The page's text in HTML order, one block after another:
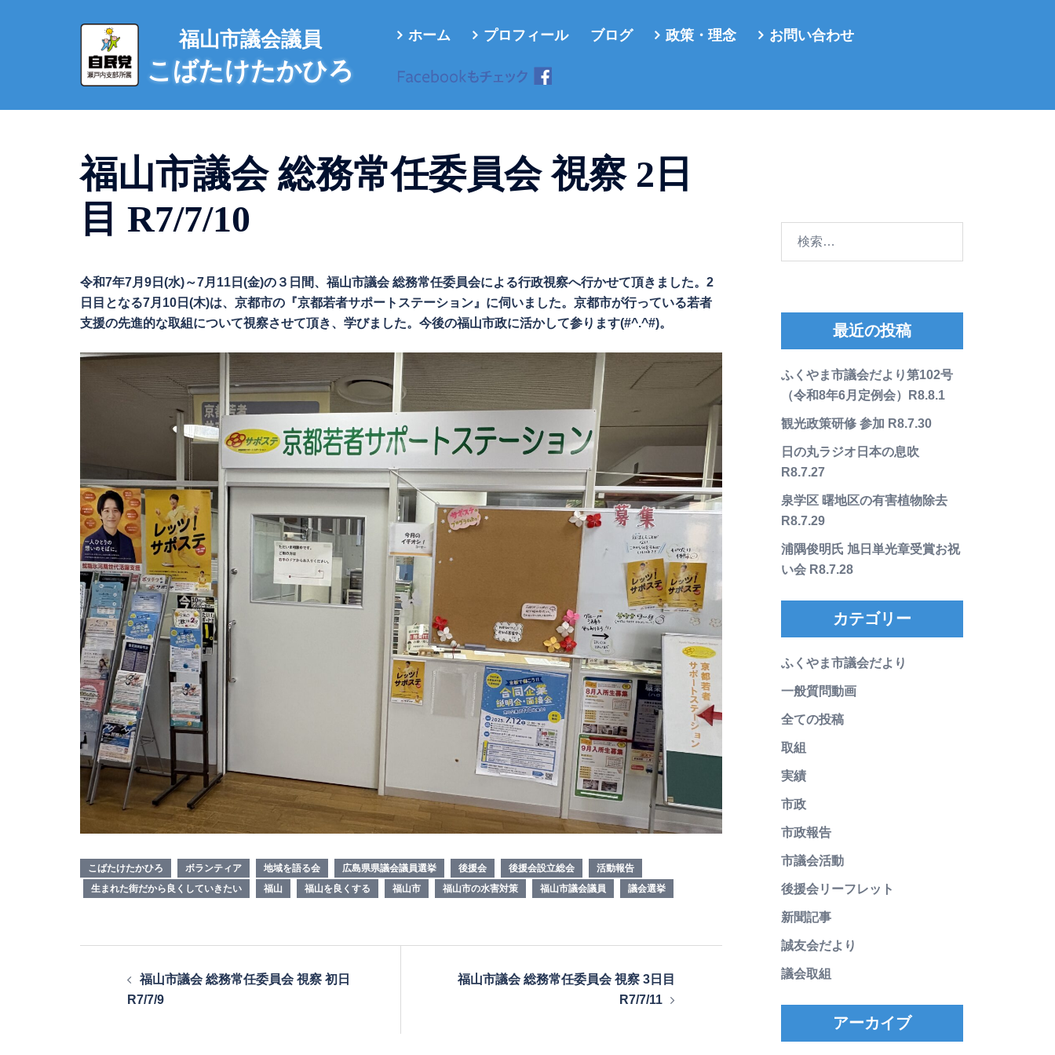
へ
福山市議会議員
こばたけたかひろ
ホーム プロフィール ブログ 政策・理念 お問い合わせ
福山市議会 総務常任委員会 視察 2日
目 R7/7/10
令和7年7月9日(水)～7月11日(金)の３日間、福山市議会 総務常任委員会による行政視察へ行かせて頂きました。2
日目となる7月10日(木)は、京都市の『京都若者サポートステーション』に伺いました。京都市が行っている若者
支援の先進的な取組について視察させて頂き、学びました。今後の福山市政に活かして参ります(#^.^#)。
こばたけたかひろ ボランティア 地域を語る会 広島県県議会議員選挙 後援会 後援会設立総会
活動報告
生まれた街だから良くしていきたい
福山 福山を良くする 福山市 福山市の水害対策 福山市議会議員 議会選挙
福山市議会 総務常任委員会 視察 初日
R7/7/9
福山市議会 総務常任委員会 視察 3日目
R7/7/11
最近の投稿
ふくやま市議会だより第102号
（令和8年6月定例会）R8.8.1
観光政策研修 参加 R8.7.30
日の丸ラジオ日本の息吹
R8.7.27
泉学区 曙地区の有害植物除去
R8.7.29
浦隅俊明氏 旭日単光章受賞お祝
い会 R8.7.28
カテゴリー
ふくやま市議会だより
一般質問動画
全ての投稿
取組
実績
市政
市政報告
市議会活動
後援会リーフレット
新聞記事
誠友会だより
議会取組
アーカイブ